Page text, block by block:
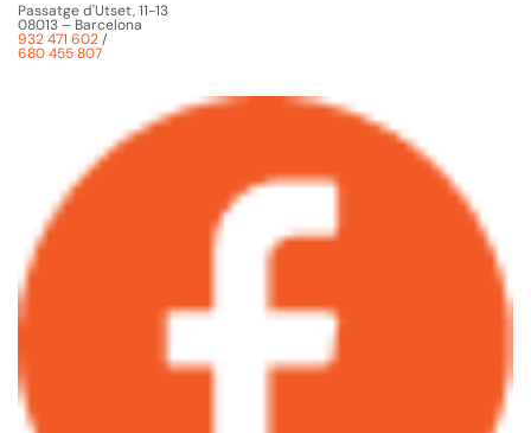
Passatge d'Utset, 11-13
08013 – Barcelona
932 471 602/
680 455 807